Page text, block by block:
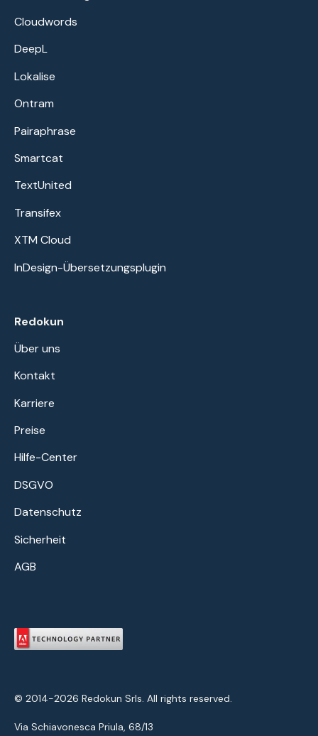
Cloudwords
DeepL
Lokalise
Ontram
Pairaphrase
Smartcat
TextUnited
Transifex
XTM Cloud
InDesign-Übersetzungsplugin
Redokun
Über uns
Kontakt
Karriere
Preise
Hilfe-Center
DSGVO
Datenschutz
Sicherheit
AGB
© 2014-2026 Redokun Srls. All rights reserved.
Via Schiavonesca Priula, 68/13